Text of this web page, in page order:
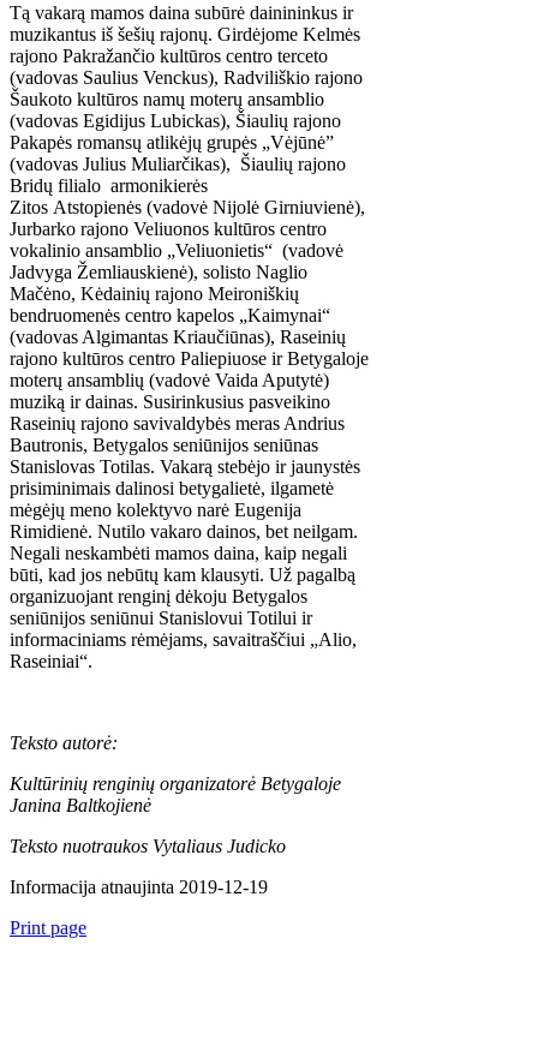
Tą vakarą mamos daina subūrė dainininkus ir
muzikantus iš šešių rajonų. Girdėjome Kelmės
rajono Pakražančio kultūros centro terceto
(vadovas Saulius Venckus), Radviliškio rajono
Šaukoto kultūros namų moterų ansamblio
(vadovas Egidijus Lubickas), Šiaulių rajono
Pakapės romansų atlikėjų grupės „Vėjūnė”
(vadovas Julius Muliarčikas), Šiaulių rajono
Bridų filialo armonikierės
Zitos Atstopienės (vadovė Nijolė Girniuvienė),
Jurbarko rajono Veliuonos kultūros centro
vokalinio ansamblio „Veliuonietis“ (vadovė
Jadvyga Žemliauskienė), solisto Naglio
Mačėno, Kėdainių rajono Meironiškių
bendruomenės centro kapelos „Kaimynai“
(vadovas Algimantas Kriaučiūnas), Raseinių
rajono kultūros centro Paliepiuose ir Betygaloje
moterų ansamblių (vadovė Vaida Aputytė)
muziką ir dainas. Susirinkusius pasveikino
Raseinių rajono savivaldybės meras Andrius
Bautronis, Betygalos seniūnijos seniūnas
Stanislovas Totilas. Vakarą stebėjo ir jaunystės
prisiminimais dalinosi betygalietė, ilgametė
mėgėjų meno kolektyvo narė Eugenija
Rimidienė. Nutilo vakaro dainos, bet neilgam.
Negali neskambėti mamos daina, kaip negali
būti, kad jos nebūtų kam klausyti. Už pagalbą
organizuojant renginį dėkoju Betygalos
seniūnijos seniūnui Stanislovui Totilui ir
informaciniams rėmėjams, savaitraščiui „Alio,
Raseiniai“.
Teksto autorė:
Kultūrinių renginių organizatorė Betygaloje
Janina Baltkojienė
Teksto nuotraukos Vytaliaus Judicko
Informacija atnaujinta 2019-12-19
Print page